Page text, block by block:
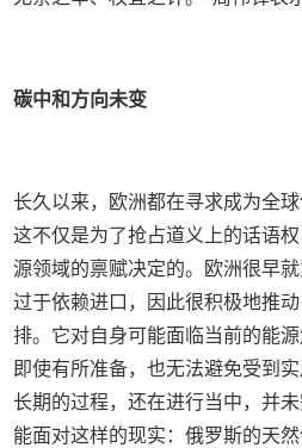
碳中和方向未变
长久以来，欧洲都在寻求成为全
这不仅是为了抢占道义上的话语
源领域的禀赋决定的。欧洲很早
过于依赖进口，因此很积极地推
排。它对自身可能面临当前的能
即使有所准备，也无法避免受到
长期的过程，还在进行当中，并
能面对这样的现实：俄罗斯的天